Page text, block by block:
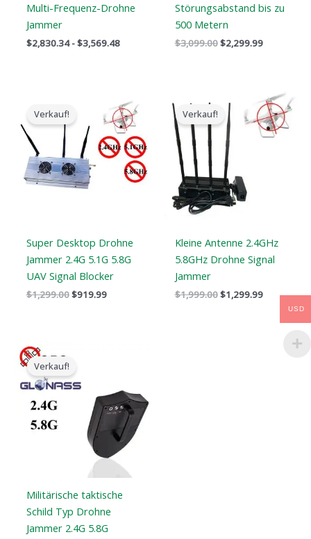
Multi-Frequenz-Drohne
Jammer
$2,830.34 -$3,569.48
Störungsabstand bis zu
500 Metern
$3,099.00$2,299.99
Verkauf!
Super Desktop Drohne
Jammer 2.4G 5.1G 5.8G
UAV Signal Blocker
$1,299.00
ursprüngliche
war:
$1,299.00.
$919.99
aktuelle
Preis
ist:
$919.99.
Verkauf!
Kleine Antenne 2.4GHz
5.8GHz Drohne Signal
Jammer
$1,999.00
ursprüngliche
Preis
war:
$1,999.00.
$1,299.99
Der
aktuelle
Preis
ist:
Verkauf!
Militärische taktische
Schild Typ Drohne
Jammer 2.4G 5.8G
war:
$9,999.00.$5,999.69.
USD